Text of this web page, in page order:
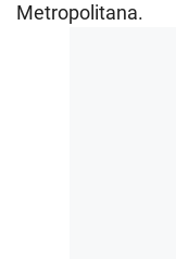
Metropolitana.